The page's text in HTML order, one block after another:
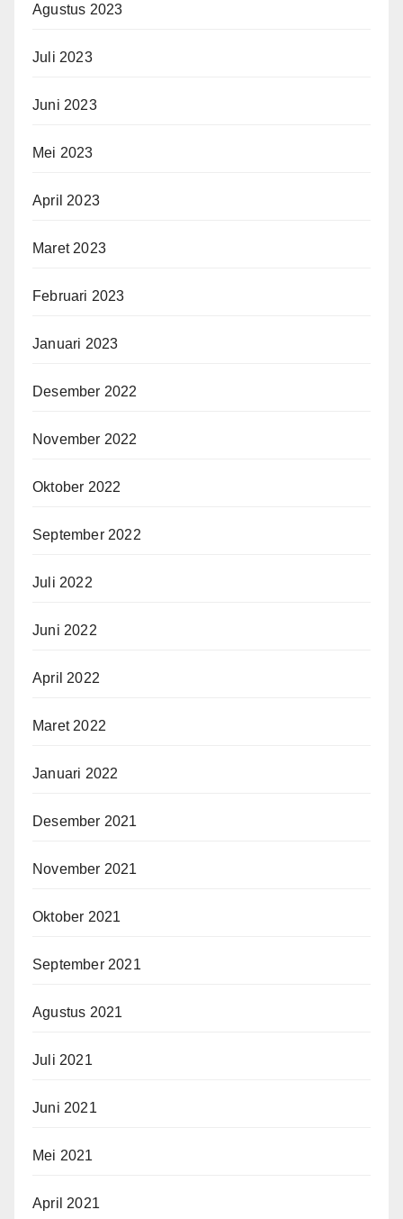
Agustus 2023
Juli 2023
Juni 2023
Mei 2023
April 2023
Maret 2023
Februari 2023
Januari 2023
Desember 2022
November 2022
Oktober 2022
September 2022
Juli 2022
Juni 2022
April 2022
Maret 2022
Januari 2022
Desember 2021
November 2021
Oktober 2021
September 2021
Agustus 2021
Juli 2021
Juni 2021
Mei 2021
April 2021